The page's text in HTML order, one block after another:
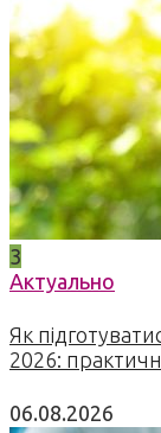
3
Актуально
Як
2026:
06.08.2026